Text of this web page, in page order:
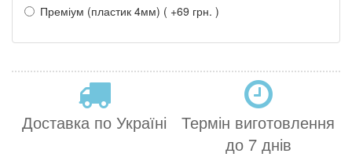
Преміум (пластик 4мм) ( +69 грн. )
Доставка по Україні
Термін виготовлення
до 7 днів